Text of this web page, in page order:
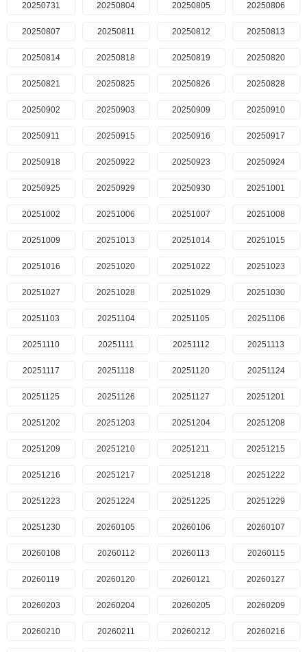
20250731 20250804 20250805 20250806
20250807 20250811 20250812 20250813
20250814 20250818 20250819 20250820
20250821 20250825 20250826 20250828
20250902 20250903 20250909 20250910
20250911 20250915 20250916 20250917
20250918 20250922 20250923 20250924
20250925 20250929 20250930 20251001
20251002 20251006 20251007 20251008
20251009 20251013 20251014 20251015
20251016 20251020 20251022 20251023
20251027 20251028 20251029 20251030
20251103 20251104 20251105 20251106
20251110 20251111 20251112 20251113
20251117 20251118 20251120 20251124
20251125 20251126 20251127 20251201
20251202 20251203 20251204 20251208
20251209 20251210 20251211 20251215
20251216 20251217 20251218 20251222
20251223 20251224 20251225 20251229
20251230 20260105 20260106 20260107
20260108 20260112 20260113 20260115
20260119 20260120 20260121 20260127
20260203 20260204 20260205 20260209
20260210 20260211 20260212 20260216